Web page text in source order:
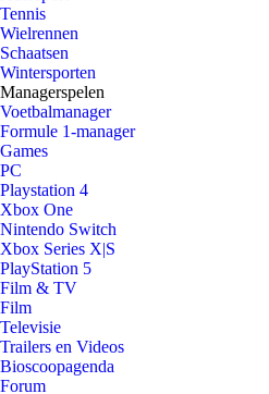
Tennis
Wielrennen
Schaatsen
Wintersporten
Managerspelen
Voetbalmanager
Formule 1-manager
Games
PC
Playstation 4
Xbox One
Nintendo Switch
Xbox Series X|S
PlayStation 5
Film & TV
Film
Televisie
Trailers en Videos
Bioscoopagenda
Forum